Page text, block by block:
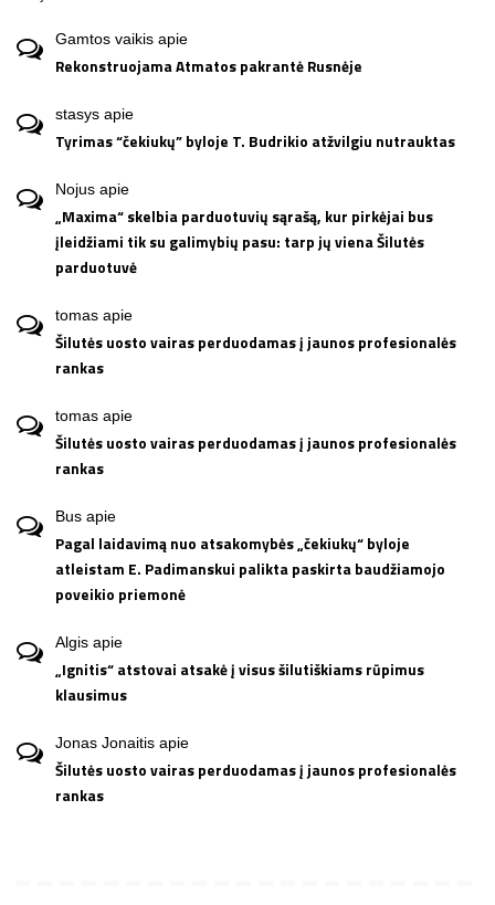
Gamtos vaikis apie
Rekonstruojama Atmatos pakrantė Rusnėje
stasys apie
Tyrimas “čekiukų” byloje T. Budrikio atžvilgiu nutrauktas
Nojus apie
„Maxima“ skelbia parduotuvių sąrašą, kur pirkėjai bus
įleidžiami tik su galimybių pasu: tarp jų viena Šilutės
parduotuvė
tomas apie
Šilutės uosto vairas perduodamas į jaunos profesionalės
rankas
tomas apie
Šilutės uosto vairas perduodamas į jaunos profesionalės
rankas
Bus apie
Pagal laidavimą nuo atsakomybės „čekiukų“ byloje
atleistam E. Padimanskui palikta paskirta baudžiamojo
poveikio priemonė
Algis apie
„Ignitis“ atstovai atsakė į visus šilutiškiams rūpimus
klausimus
Jonas Jonaitis apie
Šilutės uosto vairas perduodamas į jaunos profesionalės
rankas